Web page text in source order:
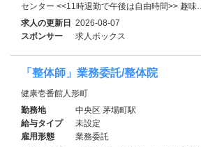
センター <<11時退勤で午後は自由時間>> 趣味…
求人の更新日 2026-08-07
スポンサー
求人ボックス
「整体師」業務委託/整体院
健康壱番館人形町
勤務地
中央区 茅場町駅
給与タイプ
未設定
雇用形態
業務委託